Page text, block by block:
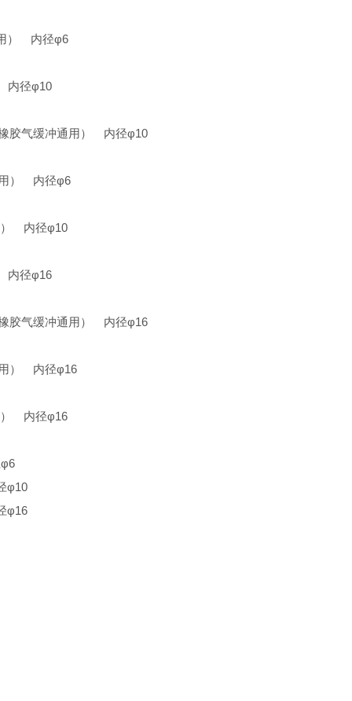
） 内径φ6
内径φ10
胶气缓冲通用） 内径φ10
用） 内径φ6
） 内径φ10
内径φ16
胶气缓冲通用） 内径φ16
） 内径φ16
） 内径φ16
φ10
φ16